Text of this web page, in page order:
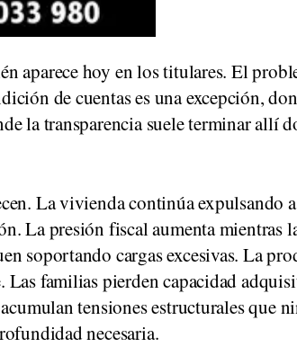
aparece hoy en los titulares. El
de cuentas es una excepción,
la transparencia suele terminar allí
La vivienda continúa expulsando
La presión fiscal aumenta mientras
soportando cargas excesivas. La
Las familias pierden capacidad
tensiones estructurales que
necesaria.